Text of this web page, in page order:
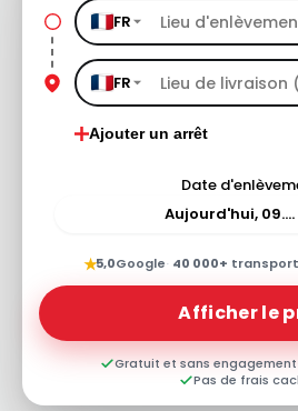
FR
FR
Ajouter un arrêt
Date
Aujourd'hui, 09.08.26
★5,0Google· 40 000+
Afficher le
Gratuit et sans engagement
Pas de frais